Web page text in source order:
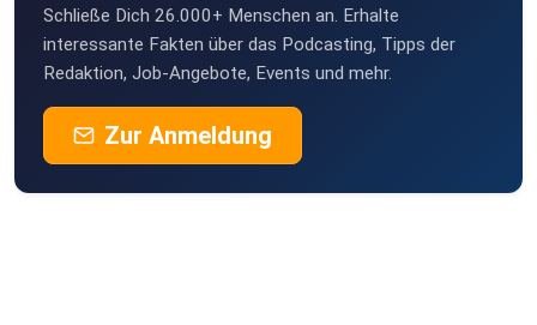
Schließe Dich 26.000+ Menschen an. Erhalte
interessante Fakten über das Podcasting, Tipps der
Redaktion, Job-Angebote, Events und mehr.
Zur Anmeldung